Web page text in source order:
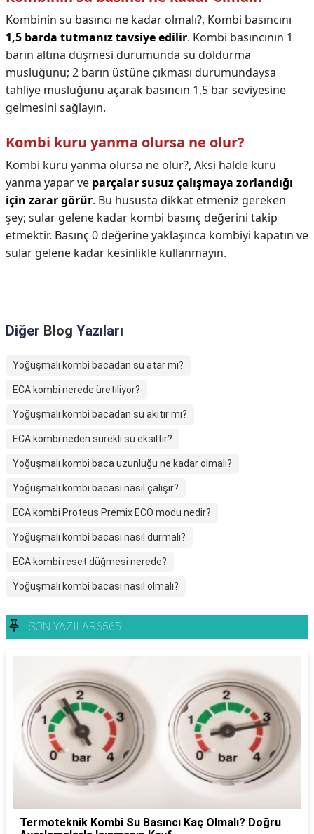
Kombinin su basıncı ne kadar olmalı?, Kombi basıncını
1,5 barda tutmanız tavsiye edilir. Kombi basıncının 1
barın altına düşmesi durumunda su doldurma
musluğunu; 2 barın üstüne çıkması durumundaysa
tahliye musluğunu açarak basıncın 1,5 bar seviyesine
gelmesini sağlayın.
Kombi kuru yanma olursa ne olur?
Kombi kuru yanma olursa ne olur?, Aksi halde kuru
yanma yapar ve parçalar susuz çalışmaya zorlandığı
için zarar görür. Bu hususta dikkat etmeniz gereken
şey; sular gelene kadar kombi basınç değerini takip
etmektir. Basınç 0 değerine yaklaşınca kombiyi kapatın ve
sular gelene kadar kesinlikle kullanmayın.
Diğer Blog Yazıları
Yoğuşmalı kombi bacadan su atar mı?
ECA kombi nerede üretiliyor?
Yoğuşmalı kombi bacadan su akıtır mı?
ECA kombi neden sürekli su eksiltir?
Yoğuşmalı kombi baca uzunluğu ne kadar olmalı?
Yoğuşmalı kombi bacası nasıl çalışır?
ECA kombi Proteus Premix ECO modu nedir?
Yoğuşmalı kombi bacası nasıl durmalı?
ECA kombi reset düğmesi nerede?
Yoğuşmalı kombi bacası nasıl olmalı?
SON YAZILAR6565
Termoteknik Kombi Su Basıncı Kaç Olmalı? Doğru